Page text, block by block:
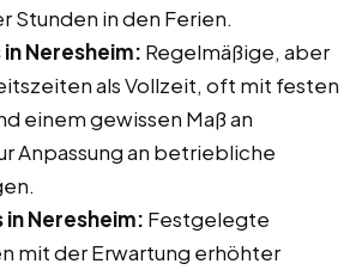
Stunden in den Ferien.
Neresheim: Regelmäßige, aber
als Vollzeit, oft mit festen
einem gewissen Maß an
Anpassung an betriebliche
Neresheim: Festgelegte
mit der Erwartung erhöhter